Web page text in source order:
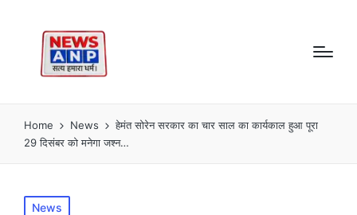
Home News
हेमंत सोरेन सरकार का चार साल का कार्यकाल हुआ पूरा
29 दिसंबर को मनेगा जश्न…
Posted
News